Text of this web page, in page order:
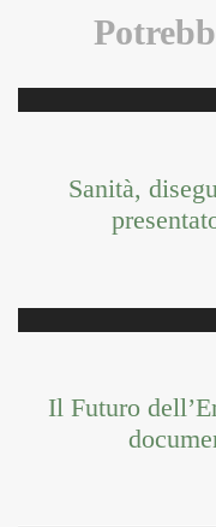
Sanità,
Il Futuro